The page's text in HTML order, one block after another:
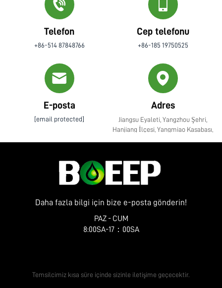
Telefon
+86-514 87848766
Cep telefonu
+86-185 19750525
E-posta
[email protected]
Adres
Jiangsu Eyaleti, Yangzhou Şehri,
Hanjiang İlçesi, Yangmiao Kasabası,
Daha fazla bilgi için bize e-posta gönderin!
PAZ - CUM
8:00SA-17：00SA
Temsilcimiz kısa süre içinde sizinle iletişime geçecektir.